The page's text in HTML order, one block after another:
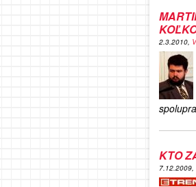
2.3.2010,
KTO
7.12.2009,